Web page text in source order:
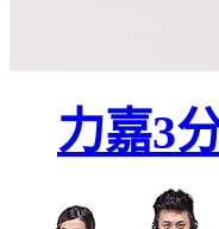
力嘉3